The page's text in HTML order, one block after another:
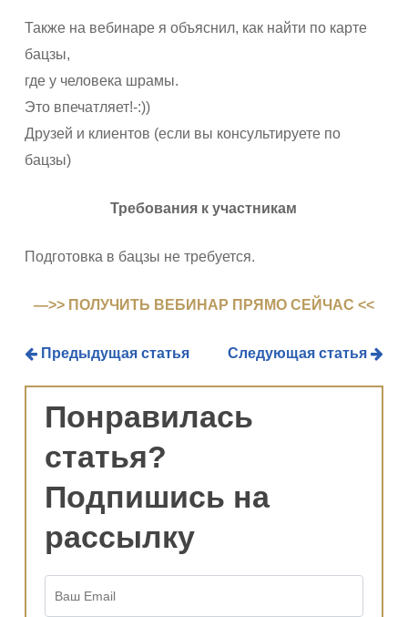
Также на вебинаре я объяснил, как найти по карте
бацзы,
где у человека шрамы.
Это впечатляет!-:))
Друзей и клиентов (если вы консультируете по
бацзы)
Требования к участникам
Подготовка в бацзы не требуется.
—>> ПОЛУЧИТЬ ВЕБИНАР ПРЯМО СЕЙЧАС <<
Предыдущая статья Следующая статья
Понравилась
статья?
Подпишись на
рассылку